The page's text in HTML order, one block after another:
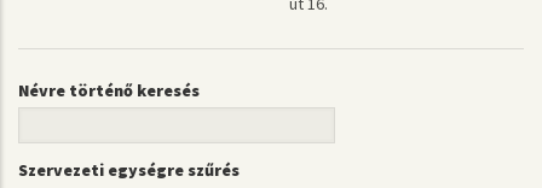
Névre történő keresés
Szervezeti egységre szűrés